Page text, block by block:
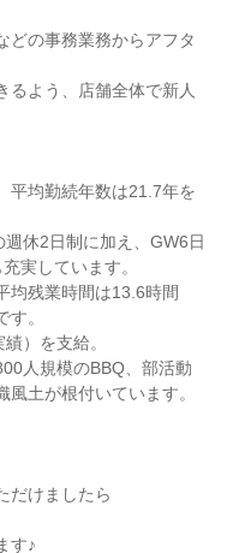
どの事務業務からアフタ
るよう、店舗全体で新人
平均勤続年数は21.7年を
休2日制に加え、GW6日
実しています。
均残業時間は13.6時間
。
）を支給。
人規模のBBQ、部活動
土が根付いています。
だけましたら
す♪